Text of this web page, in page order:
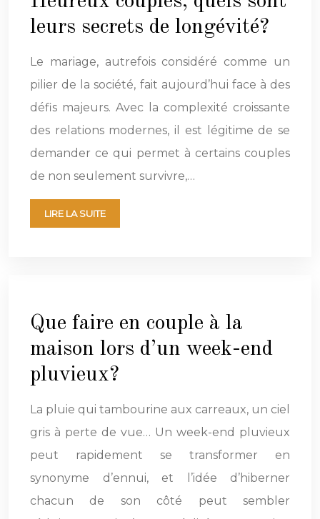
leurs secrets de longévité?
Le mariage, autrefois considéré comme un
pilier de la société, fait aujourd’hui face à des
défis majeurs. Avec la complexité croissante
des relations modernes, il est légitime de se
demander ce qui permet à certains couples
de non seulement survivre,…
LIRE LA SUITE
Que faire en couple à la
maison lors d’un week-end
pluvieux?
La pluie qui tambourine aux carreaux, un ciel
gris à perte de vue… Un week-end pluvieux
peut rapidement se transformer en
synonyme d’ennui, et l’idée d’hiberner
chacun de son côté peut sembler